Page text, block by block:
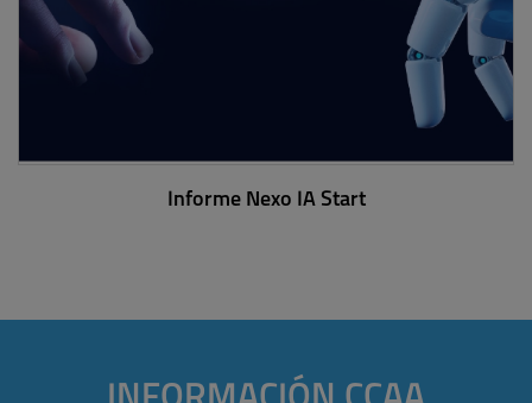
Informe Nexo IA Start